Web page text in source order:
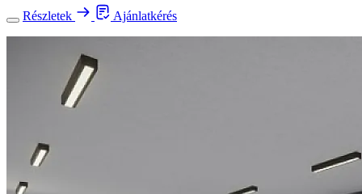
Részletek Ajánlatkérés